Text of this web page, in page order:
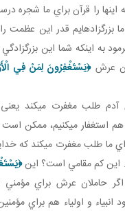
را قرآن براي ما شجره
زاده ايم قدر اين عظمت
به اينکه شما اين بزرگ
عرش﴿يَسْتَغْفِرُونَ لِمَنْ فِي
طلب مغفرت مي کند
استغفار مي کنيم، ممکن است
ما طلب مغفرت مي کند که
اين کم مقامي است؟ اين
حاملان عرش براي
انبياء و اولياء هم براي